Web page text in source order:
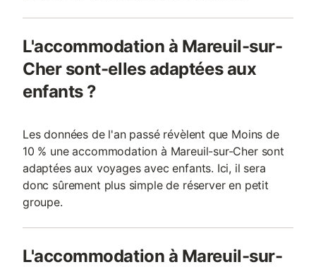
L'accommodation à Mareuil-sur-
Cher sont-elles adaptées aux
enfants ?
Les données de l'an passé révèlent que Moins de
10 % une accommodation à Mareuil-sur-Cher sont
adaptées aux voyages avec enfants. Ici, il sera
donc sûrement plus simple de réserver en petit
groupe.
L'accommodation à Mareuil-sur-